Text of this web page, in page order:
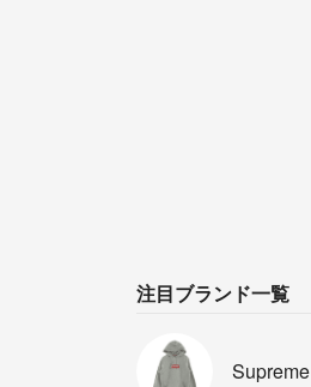
注目ブランド一覧
Supreme